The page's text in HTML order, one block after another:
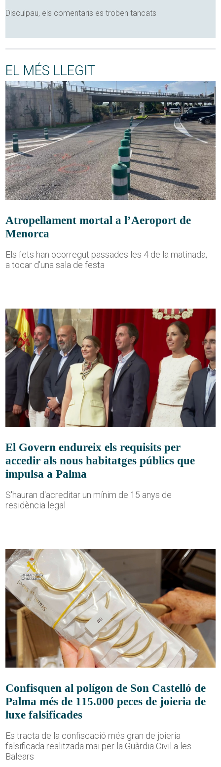
Disculpau, els comentaris es troben tancats
EL MÉS LLEGIT
Atropellament mortal a l’Aeroport de
Menorca
Els fets han ocorregut passades les 4 de la matinada,
a tocar d'una sala de festa
El Govern endureix els requisits per
accedir als nous habitatges públics que
impulsa a Palma
S'hauran d'acreditar un mínim de 15 anys de
residència legal
Confisquen al polígon de Son Castelló de
Palma més de 115.000 peces de joieria de
luxe falsificades
Es tracta de la confiscació més gran de joieria
falsificada realitzada mai per la Guàrdia Civil a les
Balears